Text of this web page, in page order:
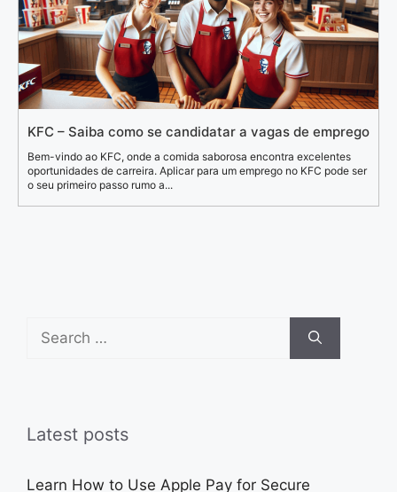
KFC – Saiba como se candidatar a vagas de emprego
Bem-vindo ao KFC, onde a comida saborosa encontra excelentes
oportunidades de carreira. Aplicar para um emprego no KFC pode ser
o seu primeiro passo rumo a...
Search
for:
Latest posts
Learn How to Use Apple Pay for Secure